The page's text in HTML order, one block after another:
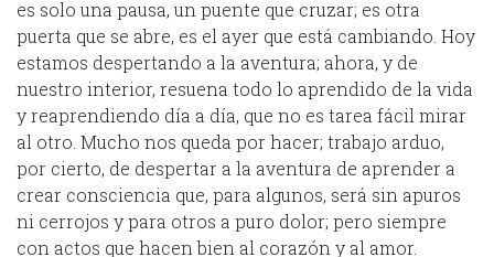
es solo una pausa, un puente que cruzar; es otra
puerta que se abre, es el ayer que está cambiando. Hoy
estamos despertando a la aventura; ahora, y de
nuestro interior, resuena todo lo aprendido de la vida
y reaprendiendo día a día, que no es tarea fácil mirar
al otro. Mucho nos queda por hacer; trabajo arduo,
por cierto, de despertar a la aventura de aprender a
crear consciencia que, para algunos, será sin apuros
ni cerrojos y para otros a puro dolor; pero siempre
con actos que hacen bien al corazón y al amor.